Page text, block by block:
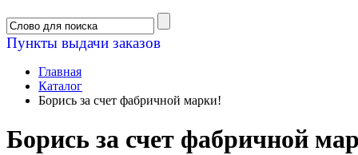
Пункты выдачи заказов
Главная
Каталог
Борись за счет фабричной марки!
Борись за счет фабричной